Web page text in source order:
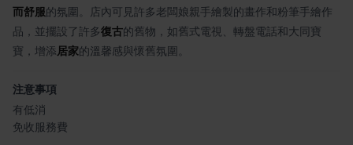
而舒服的氛圍。店內可見許多老闆娘親手繪製的畫作和粉筆手繪作
品，並擺設了許多復古的舊物，如舊式電視、轉盤電話和大同寶
寶，增添居家的溫馨感與懷舊氛圍。
注意事項
有低消
免收服務費